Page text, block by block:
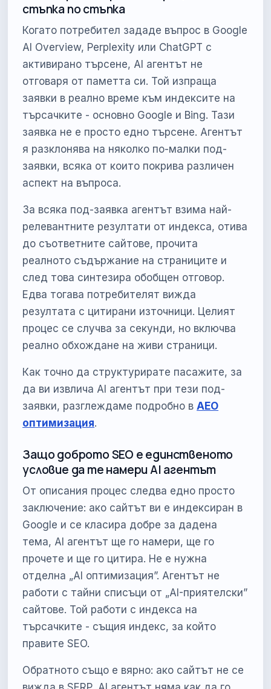
стъпка по стъпка
Когато потребител зададе въпрос в Google
AI Overview, Perplexity или ChatGPT с
активирано търсене, AI агентът не
отговаря от паметта си. Той изпраща
заявки в реално време към индексите на
търсачките - основно Google и Bing. Тази
заявка не е просто едно търсене. Агентът
я разклонява на няколко по-малки под-
заявки, всяка от които покрива различен
аспект на въпроса.
За всяка под-заявка агентът взима най-
релевантните резултати от индекса, отива
до съответните сайтове, прочита
реалното съдържание на страниците и
след това синтезира обобщен отговор.
Едва тогава потребителят вижда
резултата с цитирани източници. Целият
процес се случва за секунди, но включва
реално обхождане на живи страници.
Как точно да структурирате пасажите, за
да ви извлича AI агентът при тези под-
заявки, разглеждаме подробно в AEO
оптимизация.
Защо доброто SEO е единственото
условие да те намери AI агентът
От описания процес следва едно просто
заключение: ако сайтът ви е индексиран в
Google и се класира добре за дадена
тема, AI агентът ще го намери, ще го
прочете и ще го цитира. Не е нужна
отделна „AI оптимизация”. Агентът не
работи с тайни списъци от „AI-приятелски”
сайтове. Той работи с индекса на
търсачките - същия индекс, за който
правите SEO.
Обратното също е вярно: ако сайтът не се